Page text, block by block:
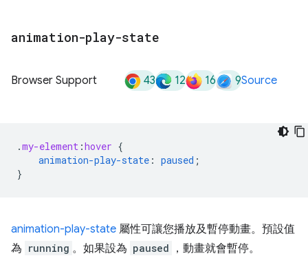
animation-play-state
Browser Support 43 12 16 9Source
.my-element :hover {
animation-play-state : paused ;
}
animation-play-state 屬性可讓您播放及暫停動畫。預設值
為 running 。如果設為 paused ，動畫就會暫停。